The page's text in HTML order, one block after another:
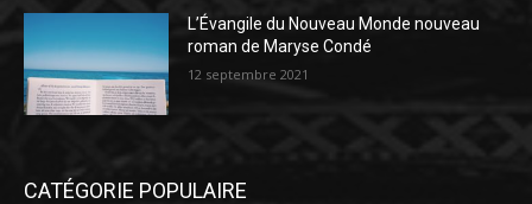
L’Évangile du Nouveau Monde nouveau
roman de Maryse Condé
12 septembre 2021
CATÉGORIE POPULAIRE